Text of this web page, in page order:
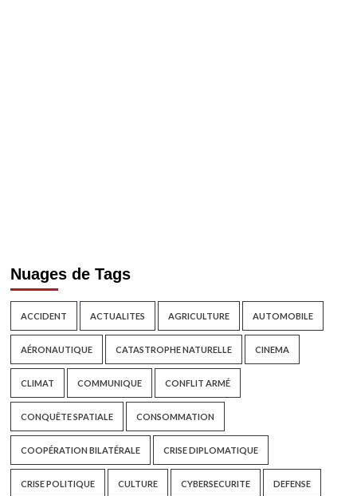
Nuages de Tags
ACCIDENT ACTUALITES AGRICULTURE AUTOMOBILE
AÉRONAUTIQUE CATASTROPHE NATURELLE CINEMA
CLIMAT COMMUNIQUE CONFLIT ARMÉ
CONQUÊTE SPATIALE CONSOMMATION
COOPÉRATION BILATÉRALE CRISE DIPLOMATIQUE
CRISE POLITIQUE CULTURE CYBERSECURITE DEFENSE